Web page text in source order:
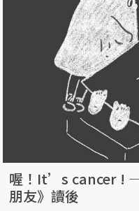
喔！It’s cancer !
朋友》讀後